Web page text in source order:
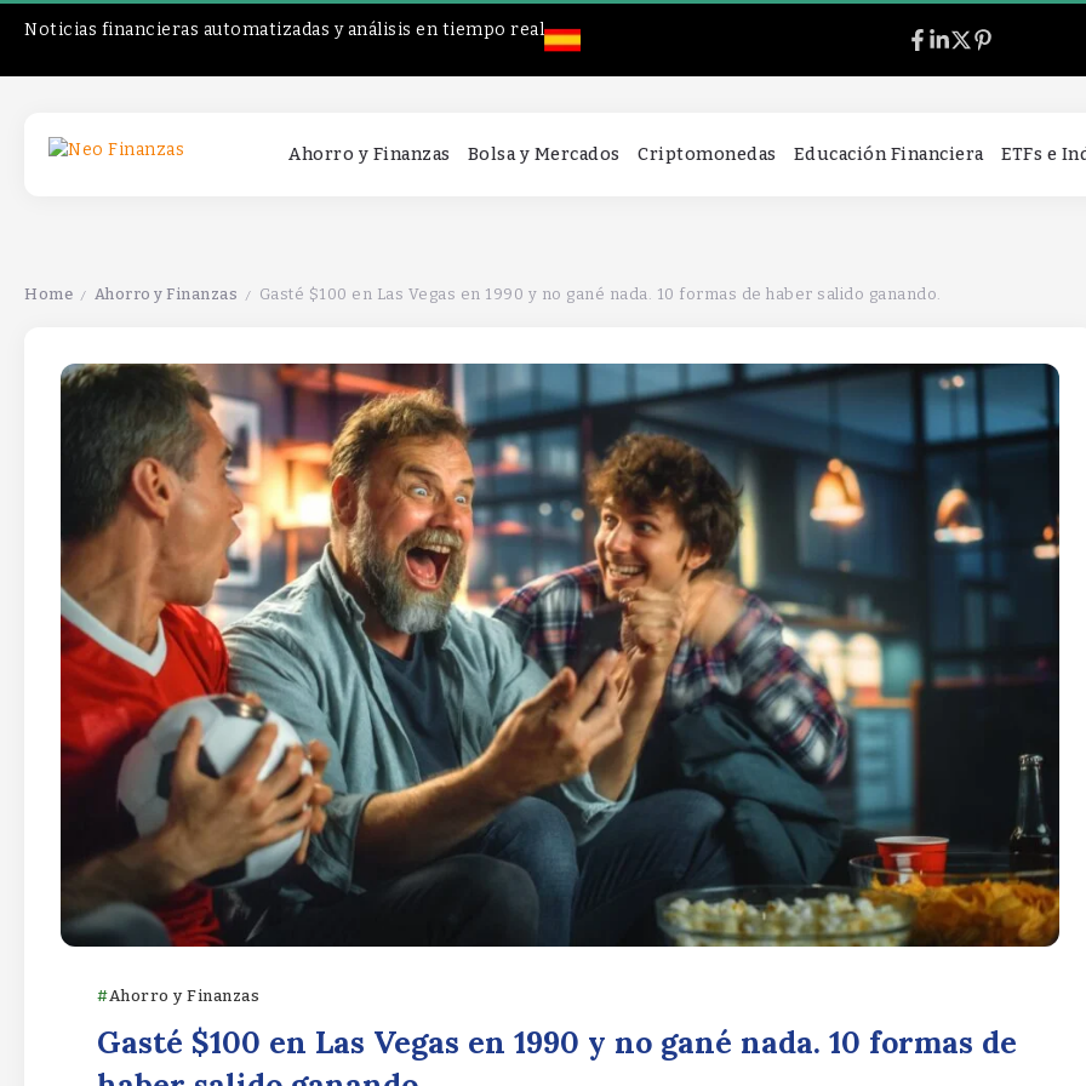
Noticias financieras automatizadas y análisis en tiempo real
Ahorro y Finanzas Bolsa y Mercados Criptomonedas Educación Financiera ETFs e
Home / Ahorro y Finanzas / Gasté $100 en Las Vegas en 1990 y no gané nada. 10 formas de haber salido ganando.
Ahorro y Finanzas
Gasté $100 en Las Vegas en 1990 y no gané nada. 10 formas de